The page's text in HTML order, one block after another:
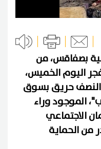
بصفاقس، من
اليوم الخميس،
النصف حريق بسوق
الموجود وراء
الاجتماعي
من الحماية